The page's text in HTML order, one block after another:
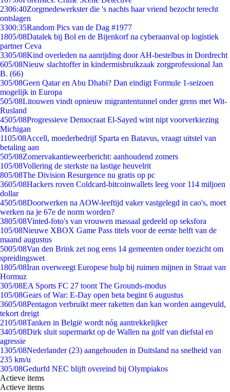
2306:40Zorgmedewerkster die 's nachts haar vriend bezocht terecht
ontslagen
3300:35Random Pics van de Dag #1977
1805/08Datalek bij Bol en de Bijenkorf na cyberaanval op logistiek
partner Ceva
3305/08Kind overleden na aanrijding door AH-bestelbus in Dordrecht
605/08Nieuw slachtoffer in kindermisbruikzaak zorgprofessional Jan
B. (66)
305/08Geen Qatar en Abu Dhabi? Dan eindigt Formule 1-seizoen
mogelijk in Europa
505/08Litouwen vindt opnieuw migrantentunnel onder grens met Wit-
Rusland
4505/08Progressieve Democraat El-Sayed wint nipt voorverkiezing
Michigan
1105/08Accell, moederbedrijf Sparta en Batavus, vraagt uitstel van
betaling aan
505/08Zomervakantieweerbericht: aanhoudend zomers
105/08Vollering de sterkste na lastige heuvelrit
805/08The Division Resurgence nu gratis op pc
3605/08Hackers roven Coldcard-bitcoinwallets leeg voor 114 miljoen
dollar
4505/08Doorwerken na AOW-leeftijd vaker vastgelegd in cao's, moet
werken na je 67e de norm worden?
3805/08Vinted-foto's van vrouwen massaal gedeeld op seksfora
105/08Nieuwe XBOX Game Pass titels voor de eerste helft van de
maand augustus
5005/08Van den Brink zet nog eens 14 gemeenten onder toezicht om
spreidingswet
1805/08Iran overweegt Europese hulp bij ruimen mijnen in Straat van
Hormuz
305/08EA Sports FC 27 toont The Grounds-modus
105/08Gears of War: E-Day open beta begint 6 augustus
3605/08Pentagon verbruikt meer raketten dan kan worden aangevuld,
tekort dreigt
2105/08Tanken in België wordt nóg aantrekkelijker
3405/08Dirk sluit supermarkt op de Wallen na golf van diefstal en
agressie
1305/08Nederlander (23) aangehouden in Duitsland na snelheid van
235 km/u
305/08Gedurfd NEC blijft overeind bij Olympiakos
Actieve items
Actieve items